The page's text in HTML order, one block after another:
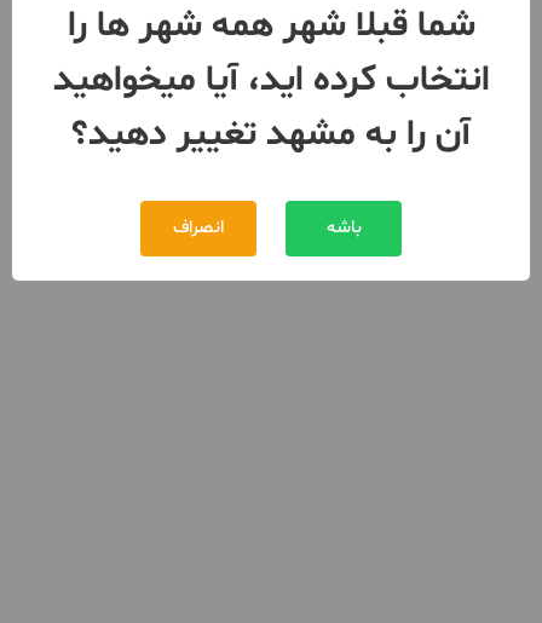
شما قبلا شهر همه شهر ها را
انتخاب کرده اید، آیا میخواهید
آن را به مشهد تغییر دهید؟
باشه انصراف